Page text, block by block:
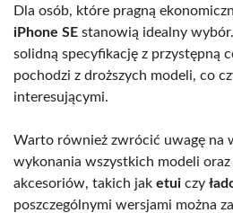
Dla osób, które pragną
iPhone SE stanowią idealny wybór.
solidną specyfikację z przystępną
pochodzi z droższych modeli, co
interesującymi.
Warto również zwrócić uwagę na
wykonania wszystkich modeli
akcesoriów, takich jak etui czy
poszczególnymi wersjami można